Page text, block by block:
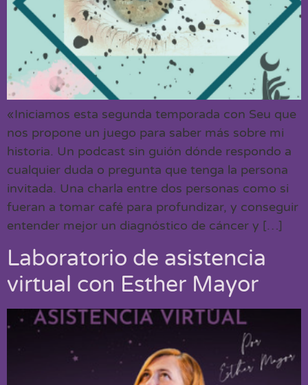
«Iniciamos esta segunda temporada con Seu que
nos propone un juego para saber más sobre mi
historia. Un podcast sin guión dónde respondo a
cualquier duda o pregunta que tenga la persona
invitada. Una charla entre dos personas como si
fueran a tomar café para profundizar, y conseguir
entender mejor un diagnóstico de cáncer y […]
Laboratorio de asistencia
virtual con Esther Mayor